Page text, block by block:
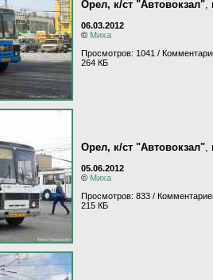
Орел, к/ст "Автовокзал"
06.03.2012
© Миха
Просмотров: 1041 /
264 КБ
Орел, к/ст "Автовокзал"
05.06.2012
© Миха
Просмотров: 833 /
215 КБ